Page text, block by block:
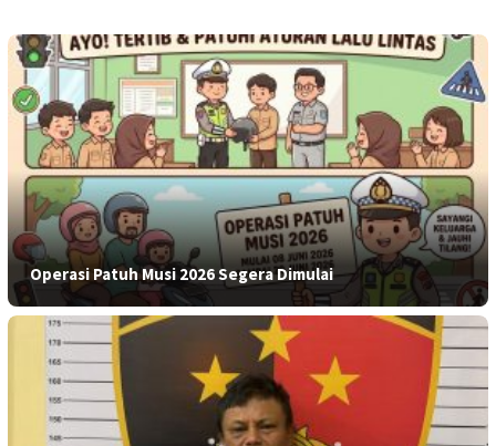
Operasi Patuh Musi 2026 Segera Dimulai